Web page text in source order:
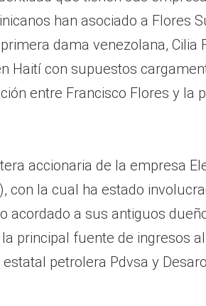
han asociado a Flores
dama venezolana, Cilia
Haití con supuestos
entre Francisco Flores y la
accionaria de la empresa
con la cual ha estado
acordado a sus antiguos
principal fuente de ingresos
petrolera Pdvsa y